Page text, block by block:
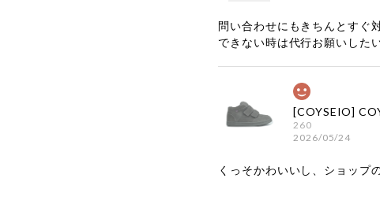
問い合わせにもきちんとすぐ
できない時は代行お願いした
260
2026/05/24
くっそかわいいし、ショップ